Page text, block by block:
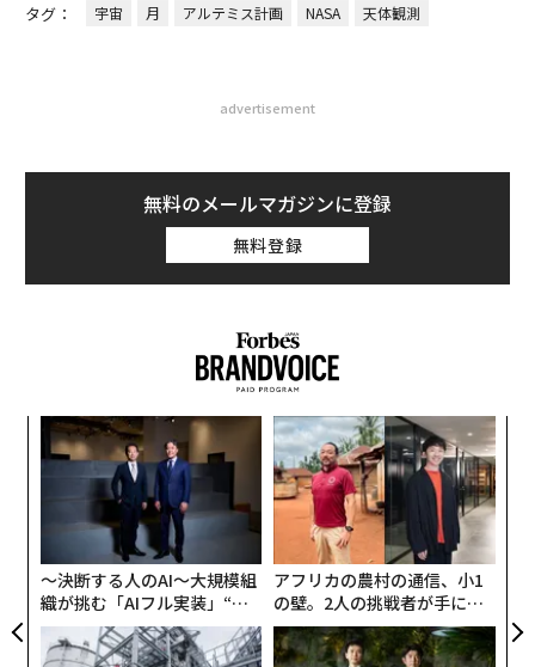
タグ： 宇宙 月 アルテミス計画 NASA 天体観測
advertisement
無料のメールマガジンに登録
無料登録
〜決断する人のAI〜大規模組
織が挑む「AIフル実装」“使
う”企業から“動く”企業へ【N
TTドコモビジネス×PwC】
アフリカの農村の通信、小1
の壁。2人の挑戦者が手にし
た「次なる武器」